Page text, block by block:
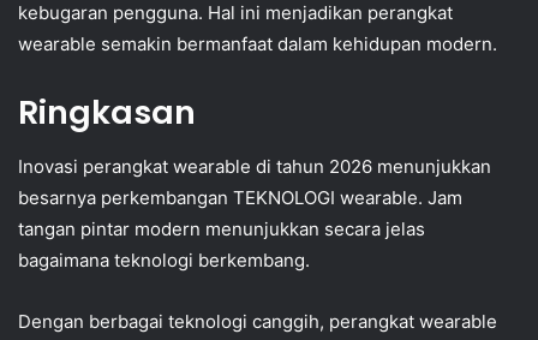
kebugaran pengguna. Hal ini menjadikan perangkat
wearable semakin bermanfaat dalam kehidupan modern.
Ringkasan
Inovasi perangkat wearable di tahun 2026 menunjukkan
besarnya perkembangan TEKNOLOGI wearable. Jam
tangan pintar modern menunjukkan secara jelas
bagaimana teknologi berkembang.
Dengan berbagai teknologi canggih, perangkat wearable